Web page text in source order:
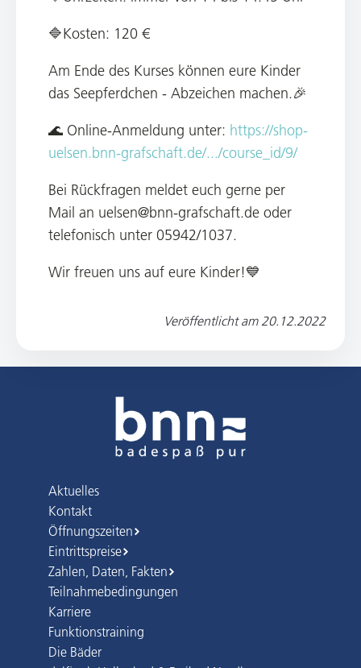
🔷Kosten: 120 €
Am Ende des Kurses können eure Kinder
das Seepferdchen - Abzeichen machen.🎉
🌊 Online-Anmeldung unter: https://shop-
uelsen.bnn-grafschaft.de/.../course_id/9/
Bei Rückfragen meldet euch gerne per
Mail an uelsen@bnn-grafschaft.de oder
telefonisch unter 05942/1037.
Wir freuen uns auf eure Kinder!💙
Veröffentlicht am 20.12.2022
Aktuelles
Kontakt
Öffnungszeiten
Eintrittspreise
Zahlen, Daten, Fakten
Teilnahmebedingungen
Karriere
Funktionstraining
Die Bäder